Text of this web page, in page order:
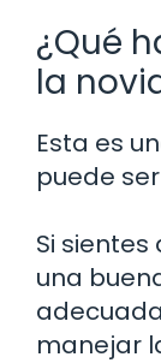
¿Qué
la
Esta es
puede
Si sientes
una
manejar